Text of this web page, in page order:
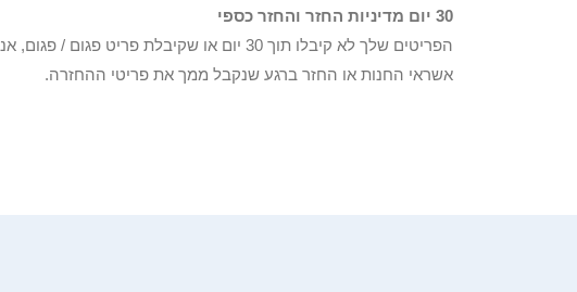
30 יום מדיניות החזר והחזר כספי
הפריטים שלך לא קיבלו תוך 30 יום או
אשראי החנות או החזר ברגע שנקבל ממך את פריטי ההחזרה.